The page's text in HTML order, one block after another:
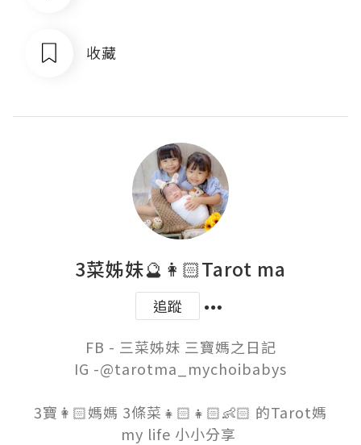
收藏
3菜姊妹🔮👩🏻Tarot ma
追蹤
FB - 三菜姊妹 三寶媽之日記
IG -@tarotma_mychoibabys
3寶👩🏻媽媽 3條菜👧🏻👧🏻👶🏻 的Tarot媽
my life 小小分享